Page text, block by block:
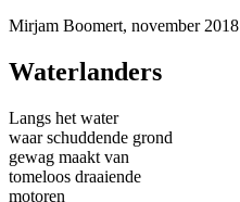
Mirjam Boomert, november 2018
Waterlanders
Langs het water
waar schuddende grond
gewag maakt van
tomeloos draaiende
motoren